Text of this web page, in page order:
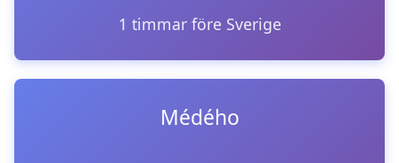
1 timmar före Sverige
Médého